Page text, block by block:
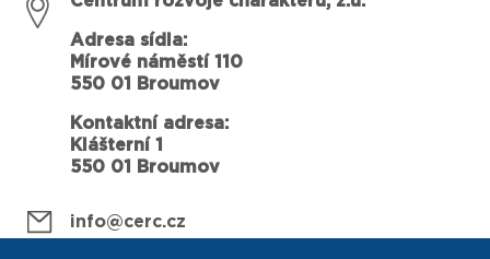
Adresa sídla:
Mírové náměstí 110
550 01 Broumov
Kontaktní adresa:
Klášterní 1
550 01 Broumov
info@cerc.cz